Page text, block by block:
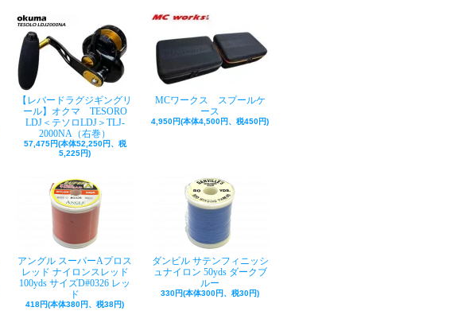
【レバードラグジギングリ
ール】オクマ TESORO
LDJ＜テソロLDJ＞TLJ-
2000NA（右巻）
57,475円(本体52,250円、税
5,225円)
MCワークス スプールケ
ース
4,950円(本体4,500円、税450円)
アングル スーパーAプロス
レッド ナイロンスレッド
100yds サイズD#0326 レッ
ド
418円(本体380円、税38円)
ダンビル サテンフィニッシ
ュナイロン 50yds ダークブ
ルー
330円(本体300円、税30円)